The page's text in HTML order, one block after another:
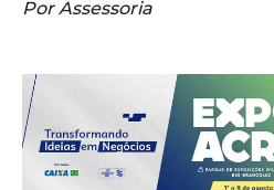
Por Assessoria